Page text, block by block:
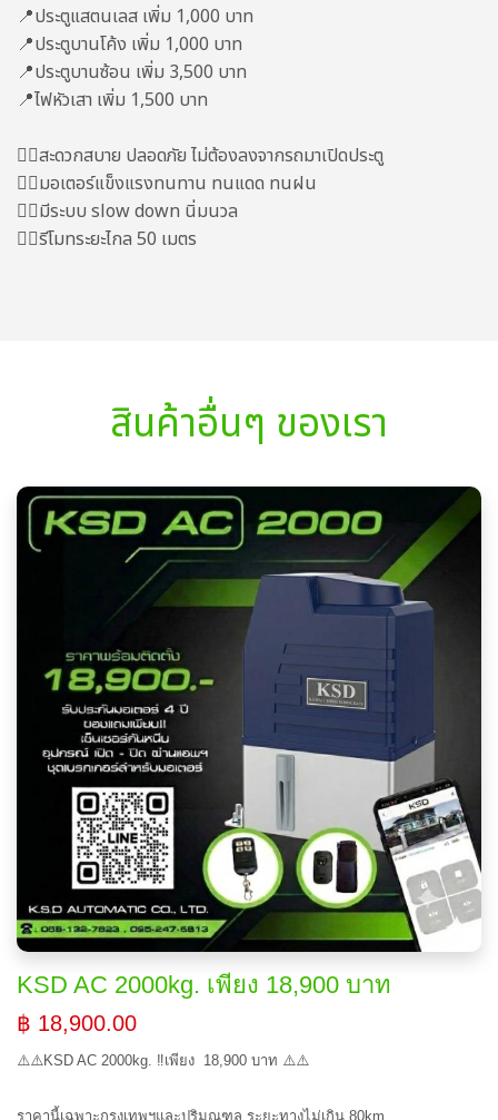
📍ประตูแสตนเลส เพิ่ม 1,000 บาท
📍ประตูบานโค้ง เพิ่ม 1,000 บาท
📍ประตูบานซ้อน เพิ่ม 3,500 บาท
📍ไฟหัวเสา เพิ่ม 1,500 บาท
👍🏻สะดวกสบาย ปลอดภัย ไม่ต้องลงจากรถมาเปิดประตู
👍🏻มอเตอร์แข็งแรงทนทาน ทนแดด ทนฝน
👍🏻มีระบบ slow down นิ่มนวล
👍🏻รีโมทระยะไกล 50 เมตร
สินค้าอื่นๆ ของเรา
KSD AC 2000kg. เพียง 18,900 บาท
฿ 18,900.00
⚠️⚠️KSD AC 2000kg. ‼️เพียง 18,900 บาท ⚠️⚠️
ราคานี้เฉพาะกรุงเทพฯและปริมณฑล ระยะทางไม่เกิน 80km.